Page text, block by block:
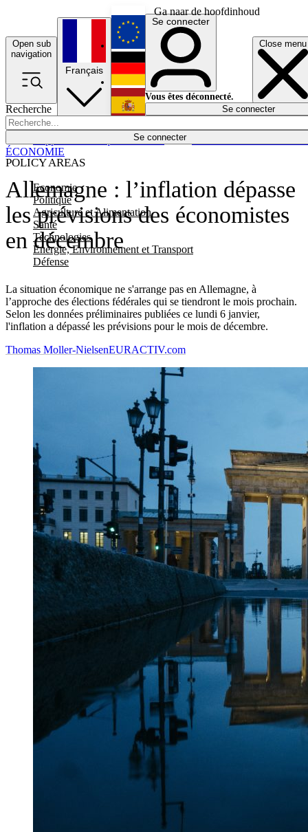
Ga naar de hoofdinhoud
Open sub
navigation
Close menu
Recherche
Se connecter
POLICY AREAS
Economie
Politique
Agriculture et Alimentation
Santé
Technologies
Energie, Environnement et Transport
Défense
Économie
Français
English
Deutsch
Español
Se connecter
Vous êtes déconnecté.
Se connecter
Allemagne : l’inflation dépasse
les prévisions des économistes
en décembre
La situation économique ne s'arrange pas en Allemagne, à
l’approche des élections fédérales qui se tiendront le mois prochain.
Selon les données préliminaires publiées ce lundi 6 janvier,
l'inflation a dépassé les prévisions pour le mois de décembre.
ÉCONOMIE
Thomas Moller-NielsenEURACTIV.com